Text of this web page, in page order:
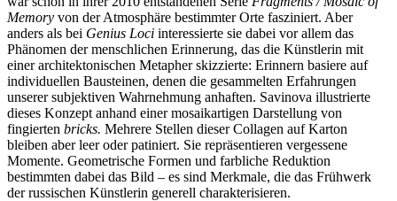
Memory von der Atmosphäre bestimmter Orte fasziniert. Aber
anders als bei Genius Loci interessierte sie dabei vor allem das
Phänomen der menschlichen Erinnerung, das die Künstlerin mit
einer architektonischen Metapher skizzierte: Erinnern basiere auf
individuellen Bausteinen, denen die gesammelten Erfahrungen
unserer subjektiven Wahrnehmung anhaften. Savinova illustrierte
dieses Konzept anhand einer mosaikartigen Darstellung von
fingierten bricks. Mehrere Stellen dieser Collagen auf Karton
bleiben aber leer oder patiniert. Sie repräsentieren vergessene
Momente. Geometrische Formen und farbliche Reduktion
bestimmten dabei das Bild – es sind Merkmale, die das Frühwerk
der russischen Künstlerin generell charakterisieren.